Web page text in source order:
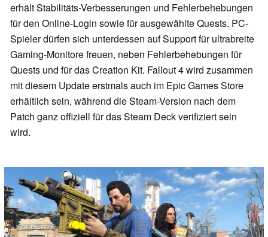
erhält Stabilitäts-Verbesserungen und Fehlerbehebungen
für den Online-Login sowie für ausgewählte Quests. PC-
Spieler dürfen sich unterdessen auf Support für ultrabreite
Gaming-Monitore freuen, neben Fehlerbehebungen für
Quests und für das Creation Kit. Fallout 4 wird zusammen
mit diesem Update erstmals auch im Epic Games Store
erhältlich sein, während die Steam-Version nach dem
Patch ganz offiziell für das Steam Deck verifiziert sein
wird.